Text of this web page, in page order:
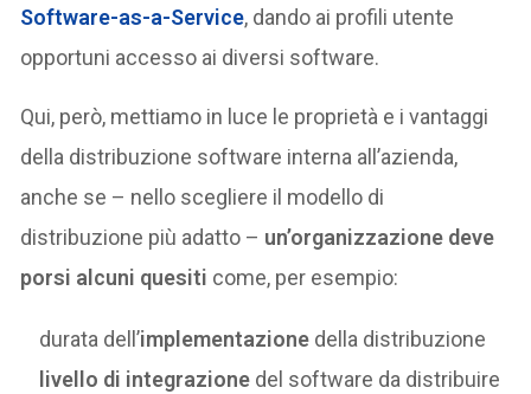
Software-as-a-Service, dando ai profili utente
opportuni accesso ai diversi software.
Qui, però, mettiamo in luce le proprietà e i vantaggi
della distribuzione software interna all’azienda,
anche se – nello scegliere il modello di
distribuzione più adatto – un’organizzazione deve
porsi alcuni quesiti come, per esempio:
durata dell’implementazione della distribuzione
livello di integrazione del software da distribuire